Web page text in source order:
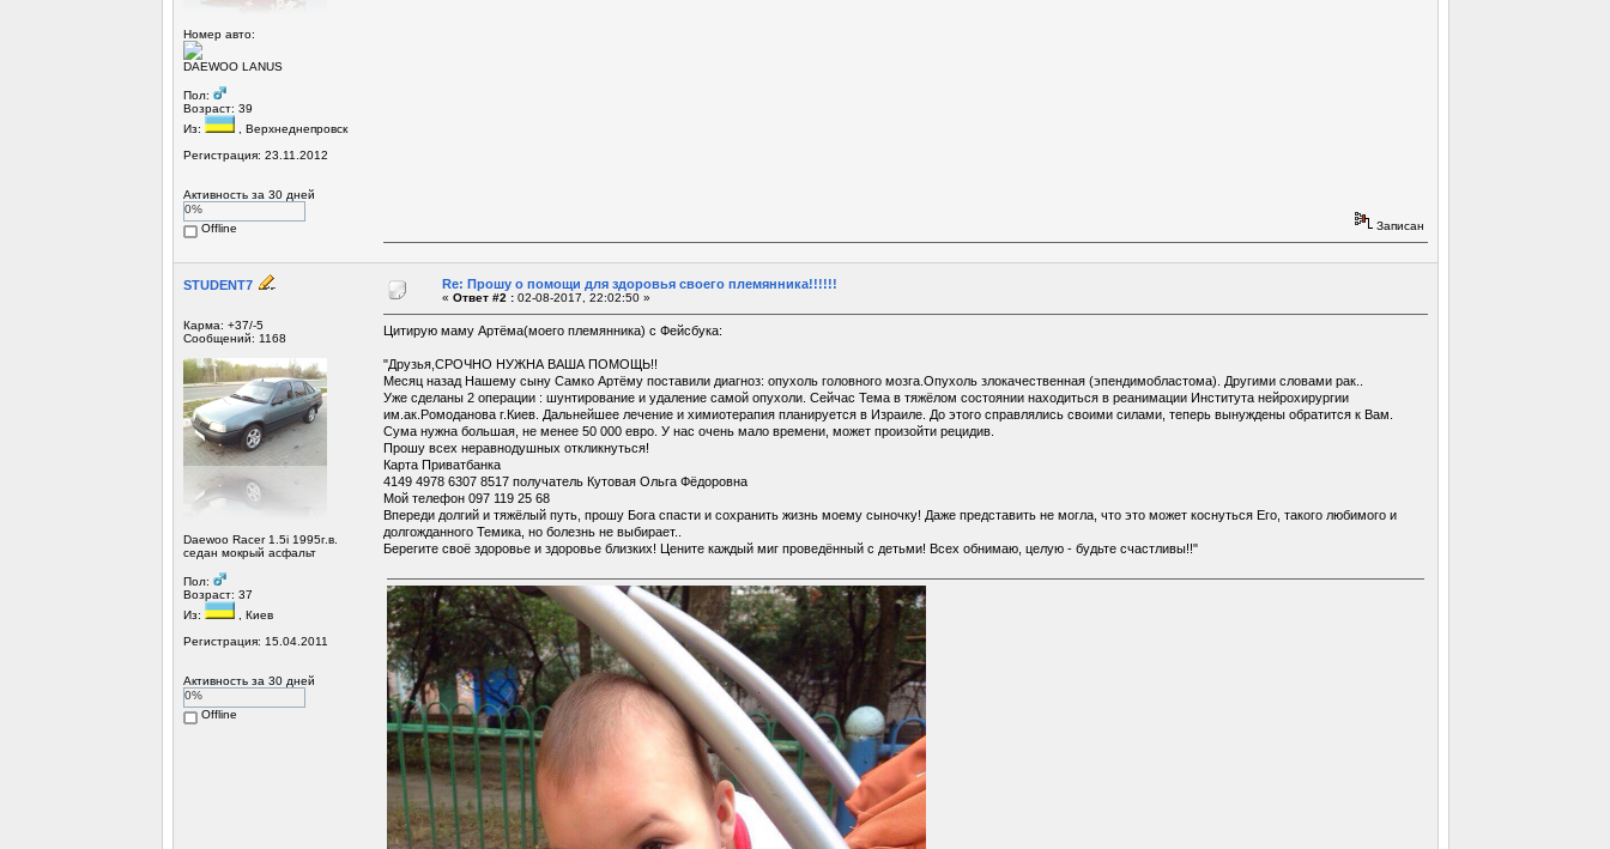
Номер авто:
DAEWOO LANUS
Пол:
Возраст: 39
Из:
, Верхнеднепровск
Регистрация: 23.11.2012
Активность за 30 дней
0%
Offline
Записан
STUDENT7
Карма: +37/-5
Сообщений: 1168
Daewoo Racer 1.5i 1995г.в.
седан мокрый асфальт
Пол:
Возраст: 37
Из:
, Киев
Регистрация: 15.04.2011
Активность за 30 дней
0%
Offline
Re: Прошу о помощи для здоровья своего племянника!!!!!!
« Ответ #2 :02-08-2017, 22:02:50 »
Цитирую маму Артёма(моего племянника) с Фейсбука:
"Друзья,СРОЧНО НУЖНА ВАША ПОМОЩЬ!!
Месяц назад Нашему сыну Самко Артёму поставили диагноз: опухоль головного мозга.Опухоль злокачественная (эпендимобластома). Другими словами рак..
Уже сделаны 2 операции : шунтирование и удаление самой опухоли. Сейчас Тема в тяжёлом состоянии находиться в реанимации Института нейрохирургии
им.ак.Ромоданова г.Киев. Дальнейшее лечение и химиотерапия планируется в Израиле. До этого справлялись своими силами, теперь вынуждены обратится к Вам.
Сума нужна большая, не менее 50 000 евро. У нас очень мало времени, может произойти рецидив.
Прошу всех неравнодушных откликнуться!
Карта Приватбанка
4149 4978 6307 8517 получатель Кутовая Ольга Фёдоровна
Мой телефон 097 119 25 68
Впереди долгий и тяжёлый путь, прошу Бога спасти и сохранить жизнь моему сыночку! Даже представить не могла, что это может коснуться Его, такого любимого и
долгожданного Темика, но болезнь не выбирает..
Берегите своё здоровье и здоровье близких! Цените каждый миг проведённый с детьми! Всех обнимаю, целую - будьте счастливы!!"